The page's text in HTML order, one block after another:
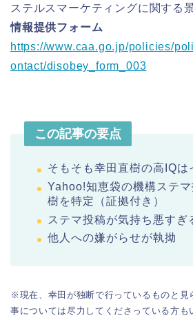
ステルスマーケティングに関する
情報提供フォーム
https://www.caa.go.jp/policies/
ontact/disobey_form_003
この記事の要点
そもそも幸田直樹の高IQは
Yahoo!知恵袋の機構ステ
樹を特定（証拠付き）
ステマ投稿が気持ち悪すぎ
他人への嫌がらせが執拗
※現在、幸田が独断で行っているものと見
事については尽力してくださっている方も